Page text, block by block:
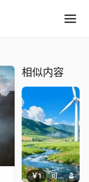
相似内容
￥1 可可爱壁纸